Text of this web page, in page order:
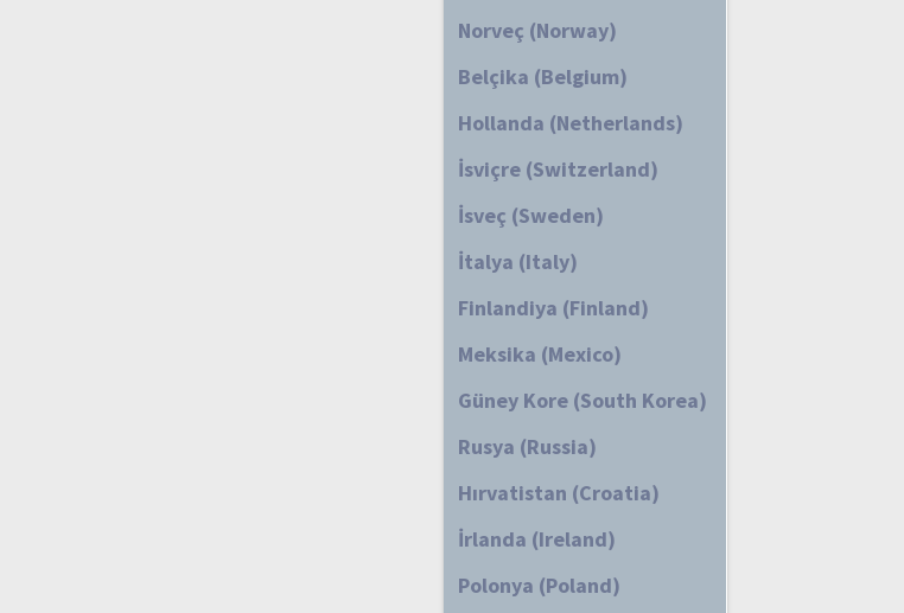
Norveç (Norway)
Belçika (Belgium)
Hollanda (Netherlands)
İsviçre (Switzerland)
İsveç (Sweden)
İtalya (Italy)
Finlandiya (Finland)
Meksika (Mexico)
Güney Kore (South Korea)
Rusya (Russia)
Hırvatistan (Croatia)
İrlanda (Ireland)
Polonya (Poland)